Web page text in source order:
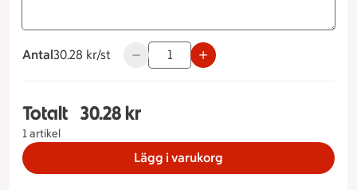
Antal
30.28 kronor styck
30.28 kr/st Använd knapparna för att minska
Totalt
1 artikel
Totalt 1 stycken Mandellängd, 30.28 kronor
30.28 kr
Lägg i varukorg